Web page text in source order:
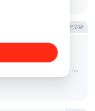
已完结
/ 长尾谦